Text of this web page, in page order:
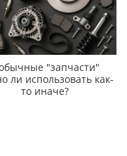
"запчасти"
ли использовать как-
то иначе?